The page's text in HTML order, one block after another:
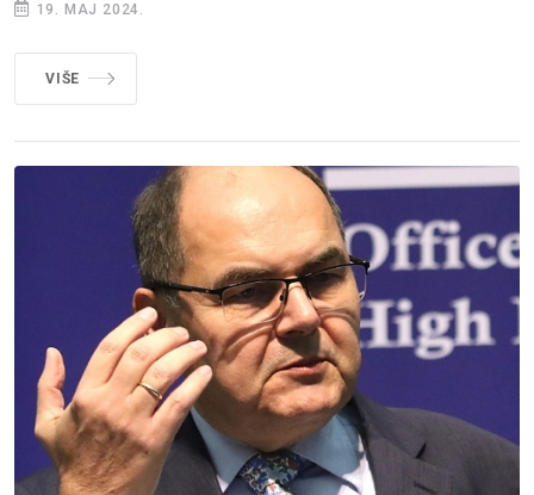
19. MAJ 2024.
VIŠE